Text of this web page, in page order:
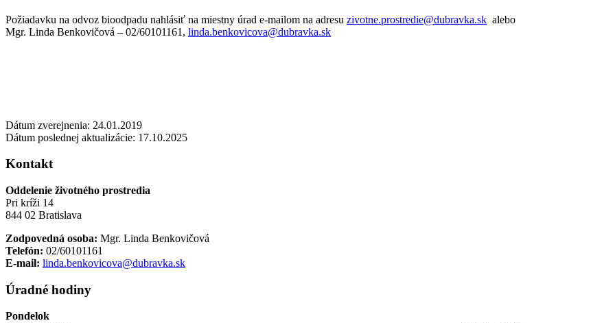
Požiadavku na odvoz bioodpadu nahlásiť na miestny úrad e-mailom na adresu zivotne.prostredie@dubravka.sk alebo
Mgr. Linda Benkovičová – 02/60101161 , linda.benkovicova@dubravka.sk
Dátum zverejnenia: 24.01.2019
Dátum poslednej aktualizácie: 17.10.2025
Kontakt
Oddelenie životného prostredia
Pri kríži 14
844 02 Bratislava
Zodpovedná osoba: Mgr. Linda Benkovičová
Telefón: 02/60101161
E-mail: linda.benkovicova@dubravka.sk
Úradné hodiny
Pondelok